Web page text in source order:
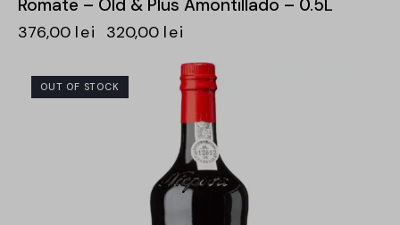
Romate – Old & Plus Amontillado – 0.5L
376,00 lei 320,00 lei
OUT OF STOCK